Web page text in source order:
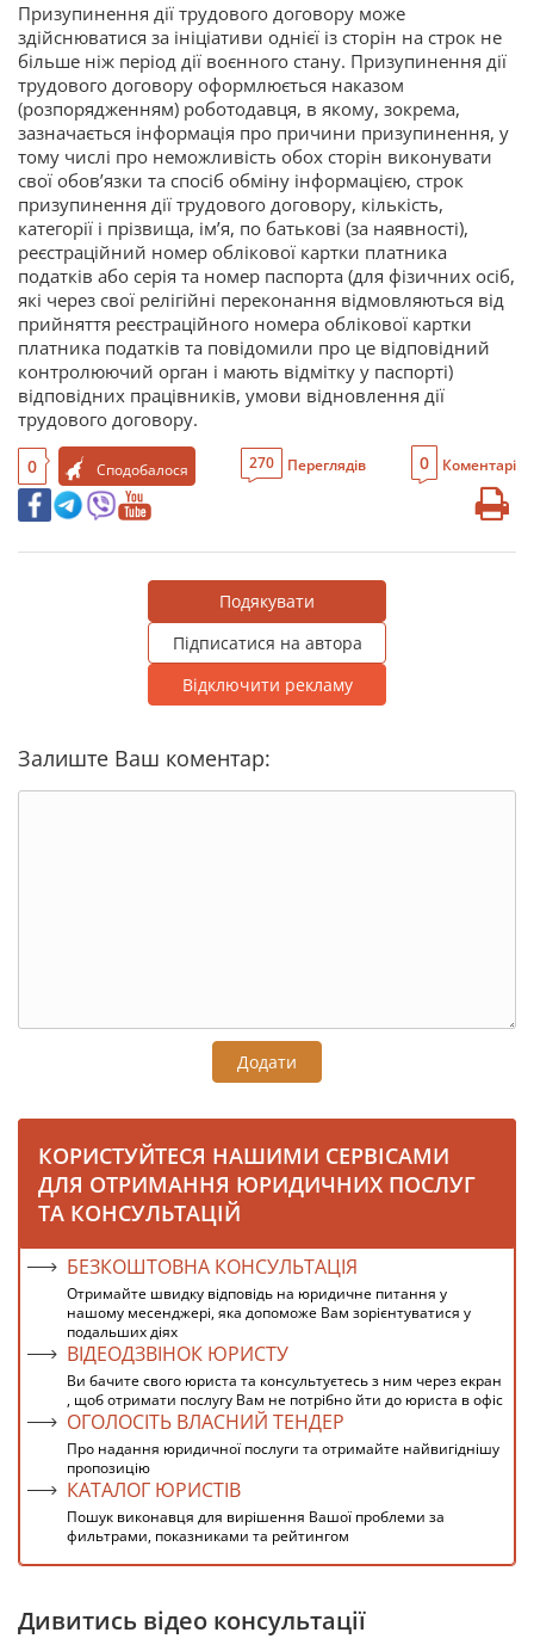
Призупинення дії трудового договору може
здійснюватися за ініціативи однієї із сторін на строк не
більше ніж період дії воєнного стану. Призупинення дії
трудового договору оформлюється наказом
(розпорядженням) роботодавця, в якому, зокрема,
зазначається інформація про причини призупинення, у
тому числі про неможливість обох сторін виконувати
свої обов’язки та спосіб обміну інформацією, строк
призупинення дії трудового договору, кількість,
категорії і прізвища, ім’я, по батькові (за наявності),
реєстраційний номер облікової картки платника
податків або серія та номер паспорта (для фізичних осіб,
які через свої релігійні переконання відмовляються від
прийняття реєстраційного номера облікової картки
платника податків та повідомили про це відповідний
контролюючий орган і мають відмітку у паспорті)
відповідних працівників, умови відновлення дії
трудового договору.
0 Сподобалося 270 Переглядів 0 Коментарі
Подякувати
Підписатися на автора
Відключити рекламу
Залиште Ваш коментар:
Додати
КОРИСТУЙТЕСЯ НАШИМИ СЕРВІСАМИ
ДЛЯ ОТРИМАННЯ ЮРИДИЧНИХ ПОСЛУГ
ТА КОНСУЛЬТАЦІЙ
БЕЗКОШТОВНА КОНСУЛЬТАЦІЯ
Отримайте швидку відповідь на юридичне питання у
нашому месенджері, яка допоможе Вам зорієнтуватися у
подальших діях
ВІДЕОДЗВІНОК ЮРИСТУ
Ви бачите свого юриста та консультуєтесь з ним через екран
, щоб отримати послугу Вам не потрібно йти до юриста в офіс
ОГОЛОСІТЬ ВЛАСНИЙ ТЕНДЕР
Про надання юридичної послуги та отримайте найвигіднішу
пропозицію
КАТАЛОГ ЮРИСТІВ
Пошук виконавця для вирішення Вашої проблеми за
фильтрами, показниками та рейтингом
Дивитись відео консультації